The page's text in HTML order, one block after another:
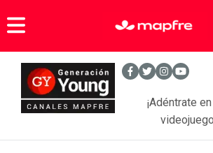
- Entrevistas Gamers
- Equipamiento Gaming
Agenda Sports
Noticias Videojuegos
¡Adéntrate